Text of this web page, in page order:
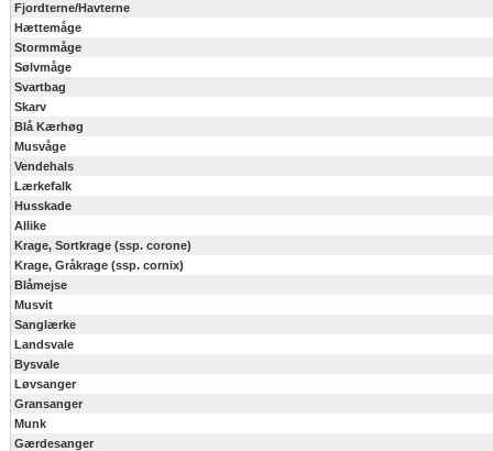
Fjordterne/Havterne
Hættemåge
Stormmåge
Sølvmåge
Svartbag
Skarv
Blå Kærhøg
Musvåge
Vendehals
Lærkefalk
Husskade
Allike
Krage, Sortkrage (ssp. corone)
Krage, Gråkrage (ssp. cornix)
Blåmejse
Musvit
Sanglærke
Landsvale
Bysvale
Løvsanger
Gransanger
Munk
Gærdesanger